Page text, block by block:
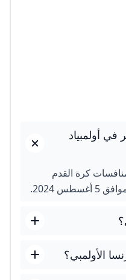
أولمبياد
كرة القدم
2024.
الأولمبي؟